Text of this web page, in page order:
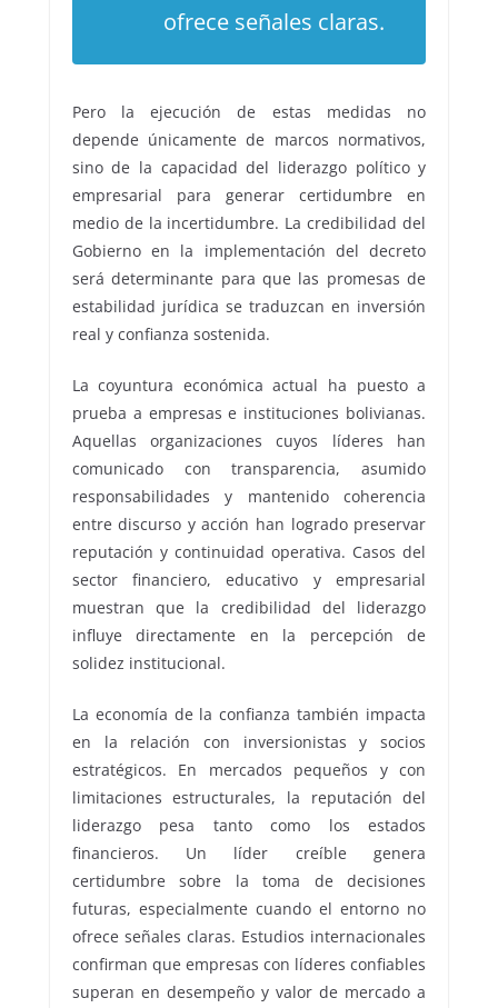
ofrece señales claras.
Pero la ejecución de estas medidas no
depende únicamente de marcos normativos,
sino de la capacidad del liderazgo político y
empresarial para generar certidumbre en
medio de la incertidumbre. La credibilidad del
Gobierno en la implementación del decreto
será determinante para que las promesas de
estabilidad jurídica se traduzcan en inversión
real y confianza sostenida.
La coyuntura económica actual ha puesto a
prueba a empresas e instituciones bolivianas.
Aquellas organizaciones cuyos líderes han
comunicado con transparencia, asumido
responsabilidades y mantenido coherencia
entre discurso y acción han logrado preservar
reputación y continuidad operativa. Casos del
sector financiero, educativo y empresarial
muestran que la credibilidad del liderazgo
influye directamente en la percepción de
solidez institucional.
La economía de la confianza también impacta
en la relación con inversionistas y socios
estratégicos. En mercados pequeños y con
limitaciones estructurales, la reputación del
liderazgo pesa tanto como los estados
financieros. Un líder creíble genera
certidumbre sobre la toma de decisiones
futuras, especialmente cuando el entorno no
ofrece señales claras. Estudios internacionales
confirman que empresas con líderes confiables
superan en desempeño y valor de mercado a